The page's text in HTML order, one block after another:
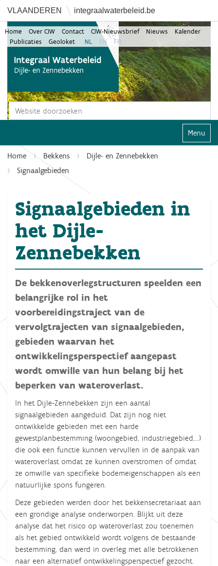
VLAANDEREN integraalwaterbeleid.be
Zoek
Home Over CIW Contact CIW-Nieuwsbrief Nieuws
Kalender
Publicaties
Geoloket NL EN FR
Klap
Home Bekkens
Dijle- en Zennebekken
Signaalgebieden
Signaalgebieden in
het Dijle-
Zennebekken
De bekkenoverlegstructuren speelden een
belangrijke rol in het
voorbereidingstraject van de
vervolgtrajecten van signaalgebieden,
gebieden waarvan het
ontwikkelingsperspectief aangepast
wordt omwille van hun belang bij het
beperken van wateroverlast.
In het Dijle-Zennebekken zijn een aantal
signaalgebieden aangeduid. Dat zijn nog niet
ontwikkelde gebieden met een harde
gewestplanbestemming (woongebied, industriegebied,...)
die ook een functie kunnen vervullen in de aanpak van
wateroverlast omdat ze kunnen overstromen of omdat
ze omwille van specifieke bodemeigenschappen als een
natuurlijke spons fungeren.
Deze gebieden werden door het bekkensecretariaat aan
een grondige analyse onderworpen. Blijkt uit deze
analyse dat het risico op wateroverlast zou toenemen
als het gebied ontwikkeld wordt volgens de bestaande
bestemming, dan werd in overleg met alle betrokkenen
naar een alternatief ontwikkelingsperspectief gezocht.